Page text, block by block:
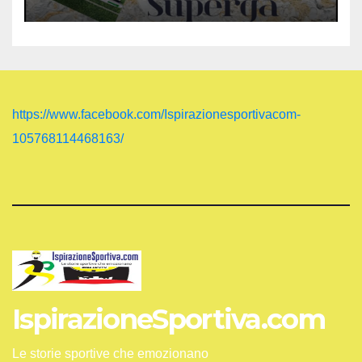
https://www.facebook.com/Ispirazionesportivacom-
105768114468163/
IspirazioneSportiva.com
Le storie sportive che emozionano